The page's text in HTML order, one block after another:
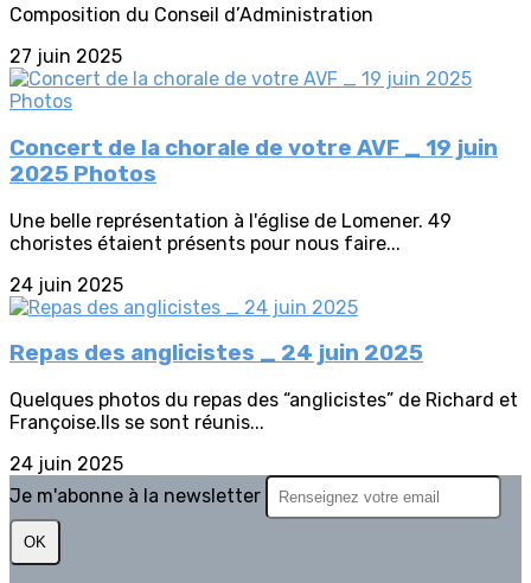
Composition du Conseil d’Administration
27 juin 2025
Concert de la chorale de votre AVF _ 19 juin
2025 Photos
Une belle représentation à l'église de Lomener. 49
choristes étaient présents pour nous faire...
24 juin 2025
Repas des anglicistes _ 24 juin 2025
Quelques photos du repas des “anglicistes” de Richard et
Françoise.Ils se sont réunis...
24 juin 2025
Je m'abonne à la newsletter
OK